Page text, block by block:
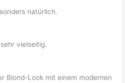
natürlich.
vielseitig.
Blond-Look mit einem modernen